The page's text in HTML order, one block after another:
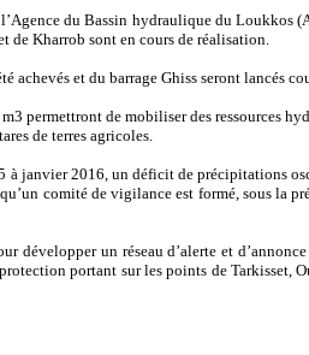
du Bassin hydraulique du Loukkos
de Kharrob sont en cours de réalisation.
et du barrage Ghiss seront lancés
permettront de mobiliser des ressources
de terres agricoles.
à janvier 2016, un déficit de précipitations
comité de vigilance est formé, sous la
un réseau d’alerte et
portant sur les points de Tarkisset,